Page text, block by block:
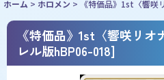
ホーム > ホロメン > 《特価品》1st〈響咲
《特価品》1st〈響咲リオ
レル版hBP06-018]